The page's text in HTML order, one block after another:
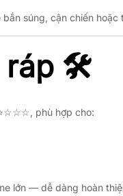
súng, cận chiến
ráp 🛠️
phù hợp cho:
lớn — dễ dàng hoàn